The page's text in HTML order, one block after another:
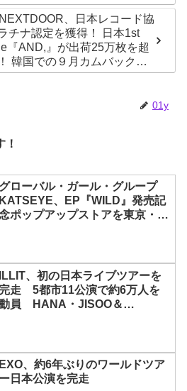
フォーマンス披露！ 卒業パ
ーをコンセプトにスーツで
動画あり】
、日本レコード協
チナ認定を獲得！ 日本1st
『AND,』が出荷25万枚を超
韓国での９月カムバックも
01y
グローバル・ガール・グループ
KATSEYE、EP『WILD』発売記
ポップアップストアを東京・原
ILLIT、初の日本ライブツアーを
完走 5都市11公演で約6万人を
員 HANA・JISOO＆
EXO、約6年ぶりのワールドツア
ー日本公演を完走